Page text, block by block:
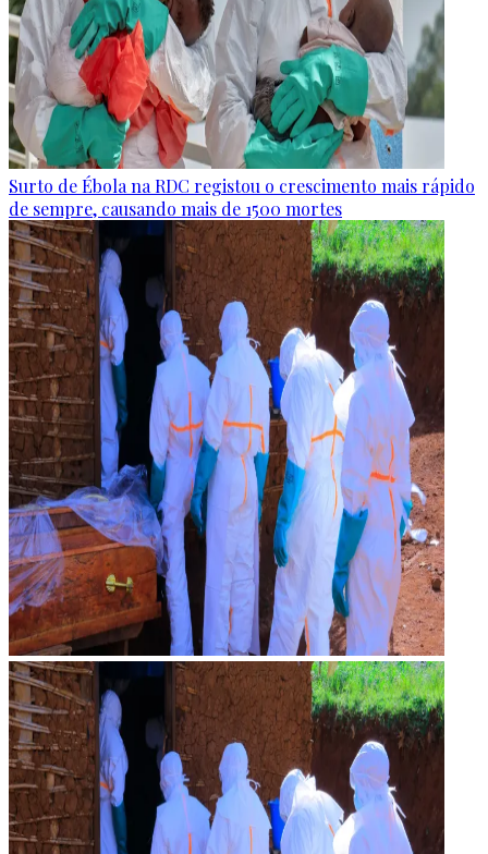
Surto de Ébola na RDC registou o crescimento mais rápido
de sempre, causando mais de 1500 mortes